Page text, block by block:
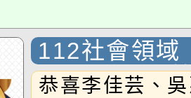
112社會領域
題甄選」 優
恭喜李佳芸、